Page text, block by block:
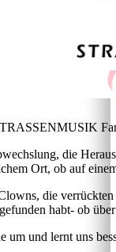
die
Ort, ob auf
die
habt- ob
um und lernt uns